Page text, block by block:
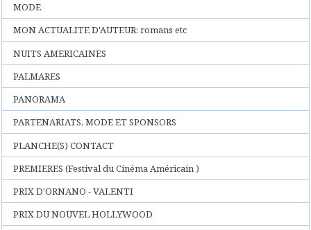
MODE
MON ACTUALITE D'AUTEUR: romans etc
NUITS AMERICAINES
PALMARES
PANORAMA
PARTENARIATS, MODE ET SPONSORS
PLANCHE(S) CONTACT
PREMIERES (Festival du Cinéma Américain )
PRIX D'ORNANO - VALENTI
PRIX DU NOUVEL HOLLYWOOD